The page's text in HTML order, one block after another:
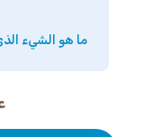
ما هو الشيء